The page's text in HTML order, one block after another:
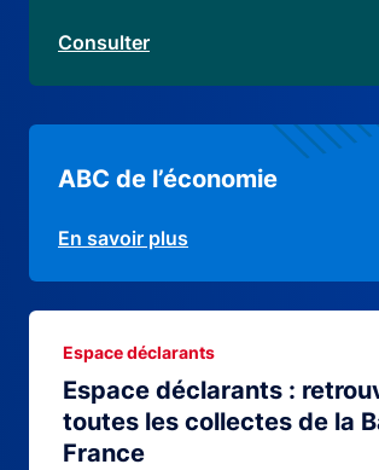
Consulter
ABC de l’économie
En savoir plus
Espace déclarants :
toutes les collectes de la
France
Espace déclarants